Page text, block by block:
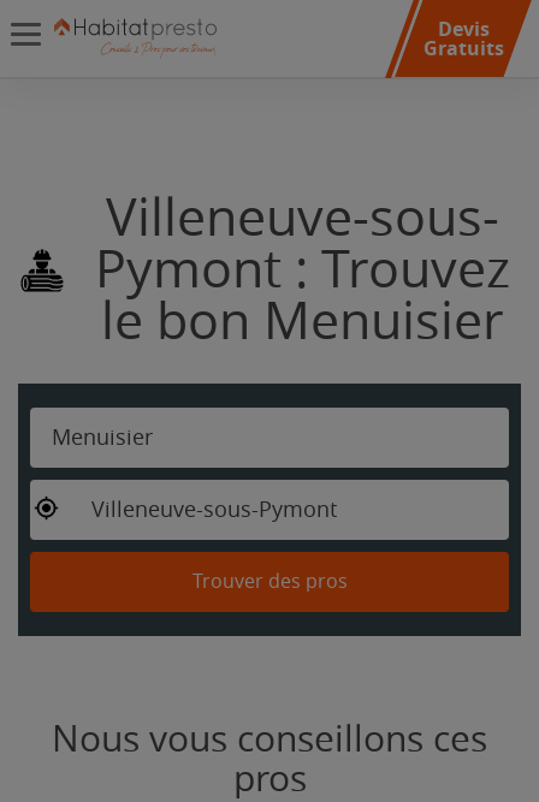
Devis
Gratuits
Villeneuve-sous-
Pymont : Trouvez
le bon Menuisier
Menuisier
Villeneuve-sous-Pymont
Trouver des pros
Nous vous conseillons ces
pros